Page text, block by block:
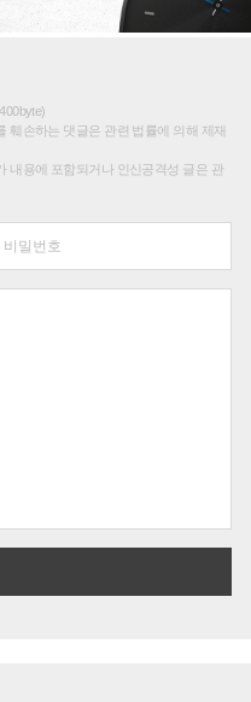
훼손하는 댓글은 관련 법률에 의해 제재
내용에 포함되거나 인신공격성 글은 관